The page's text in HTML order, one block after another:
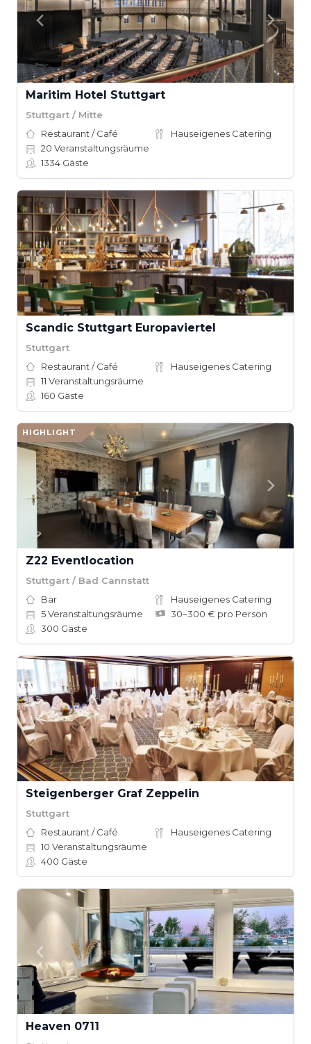
Maritim Hotel Stuttgart
Stuttgart / Mitte
Restaurant / Café
Hauseigenes Catering
20 Veranstaltungsräume
1334 Gäste
Scandic Stuttgart Europaviertel
Stuttgart
Restaurant / Café
Hauseigenes Catering
11 Veranstaltungsräume
160 Gäste
HIGHLIGHT
Z22 Eventlocation
Stuttgart / Bad Cannstatt
Bar
Hauseigenes Catering
5Veranstaltungsräume
30–300 € pro Person
300 Gäste
Steigenberger Graf Zeppelin
Stuttgart
Restaurant / Café
Hauseigenes Catering
10 Veranstaltungsräume
400 Gäste
Heaven 0711